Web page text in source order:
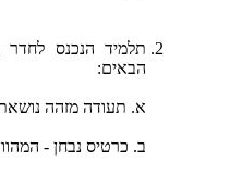
תלמיד הנכנס לחדר
הבאים:
א. תעודה מזהה
ב. כרטיס נבחן -